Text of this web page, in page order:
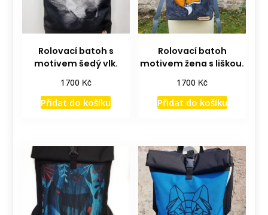
Rolovací batoh s
motivem šedý vlk.
1700 Kč
Přidat do košíku
Rolovací batoh
motivem žena s liškou.
1700 Kč
Přidat do košíku